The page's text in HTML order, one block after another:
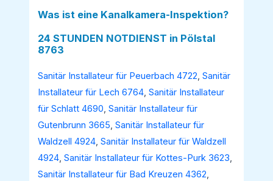
Was ist eine Kanalkamera-Inspektion?
24 STUNDEN NOTDIENST in Pölstal
8763
Sanitär Installateur für Peuerbach 4722,Sanitär
Installateur für Lech 6764,Sanitär Installateur
für Schlatt 4690,Sanitär Installateur für
Gutenbrunn 3665,Sanitär Installateur für
Waldzell 4924,Sanitär Installateur für Waldzell
4924,Sanitär Installateur für Kottes-Purk 3623,
Sanitär Installateur für Bad Kreuzen 4362,